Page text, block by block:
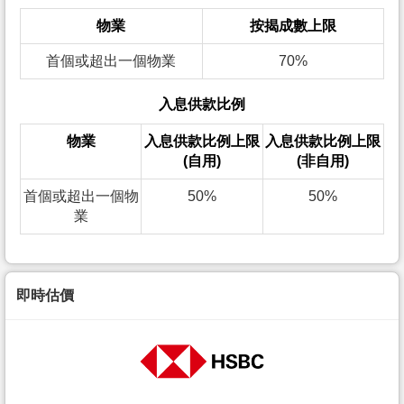
物業 按揭成數上限
首個或超出一個物業 70%
入息供款比例
物業
入息供款比例上限
(自用)
入息供款比例上限
(非自用)
首個或超出一個物
業
50% 50%
即時估價